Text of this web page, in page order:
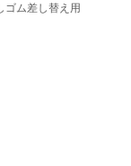
ゴム差し替え用